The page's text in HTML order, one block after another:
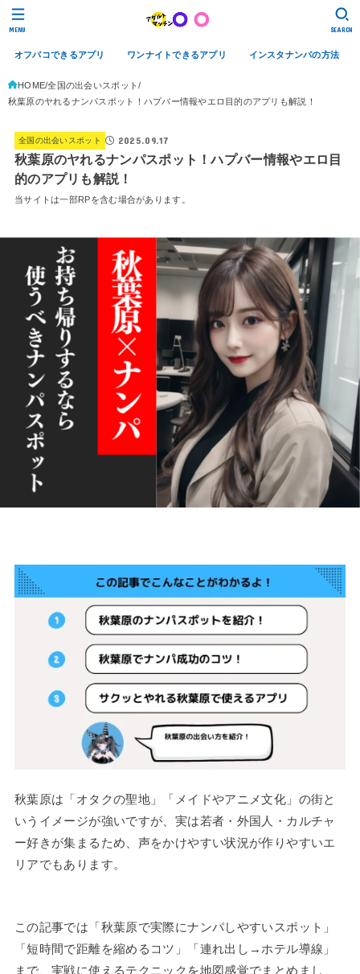
オフパコできるアプリ ワンナイトできるアプリ インスタナンパの方法
SEARCH
MENU
HOME 全国の出会いスポット
秋葉原のヤれるナンパスポット！ハプバー情報やエロ目的のアプリも解説！
全国の出会いスポット 2025.09.17
秋葉原のヤれるナンパスポット！ハプバー情報やエロ目
的のアプリも解説！
当サイトは一部RPを含む場合があります。
秋葉原は「オタクの聖地」「メイドやアニメ文化」の街と
いうイメージが強いですが、実は若者・外国人・カルチャ
ー好きが集まるため、声をかけやすい状況が作りやすいエ
リアでもあります。
この記事では「秋葉原で実際にナンパしやすいスポット」
「短時間で距離を縮めるコツ」「連れ出し→ホテル導線」
まで、実戦に使えるテクニックを地図感覚でまとめまし